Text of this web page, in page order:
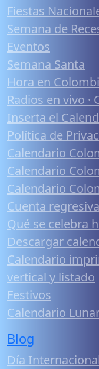
Fiestas
Semana de
Eventos
Semana Santa
Hora en
Radios en vivo ·
Inserta el
Política de
Calendario
Calendario
Calendario
Cuenta
Qué se celebra
Descargar
Calendario
vertical y listado
Festivos
Calendario
Blog
Día